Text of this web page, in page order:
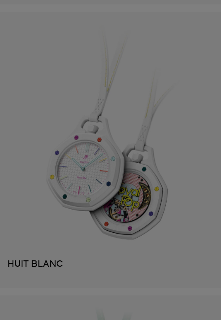
HUIT BLANC